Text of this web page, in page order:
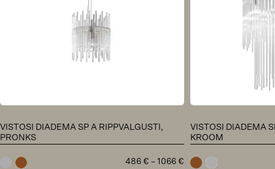
VISTOSI DIADEMA SP A RIPPVALGUSTI,
PRONKS
486 € – 1066 € Hinnavahemik:
VISTOSI DIADEMA
KROOM